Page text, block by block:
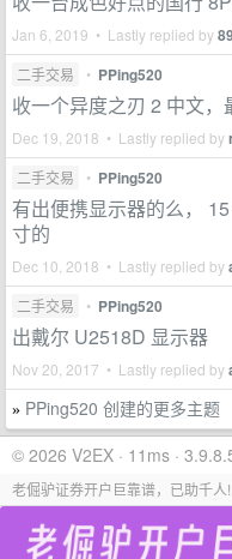
Jan 6, 2019 • Lastly replied by
二手交易 • PPing520
收一个异度之刃 2 中文，
Dec 19, 2018 • Lastly replied by
二手交易 • PPing520
有出便携显示器的么，
寸的
Dec 10, 2018 • Lastly replied by
二手交易 • PPing520
出戴尔 U2518D 显示器
Nov 20, 2017 • Lastly replied by
» PPing520 创建的更多主题
© 2026 V2EX · 11ms ·
老倔驴证券开户巨靠谱，已助千人!